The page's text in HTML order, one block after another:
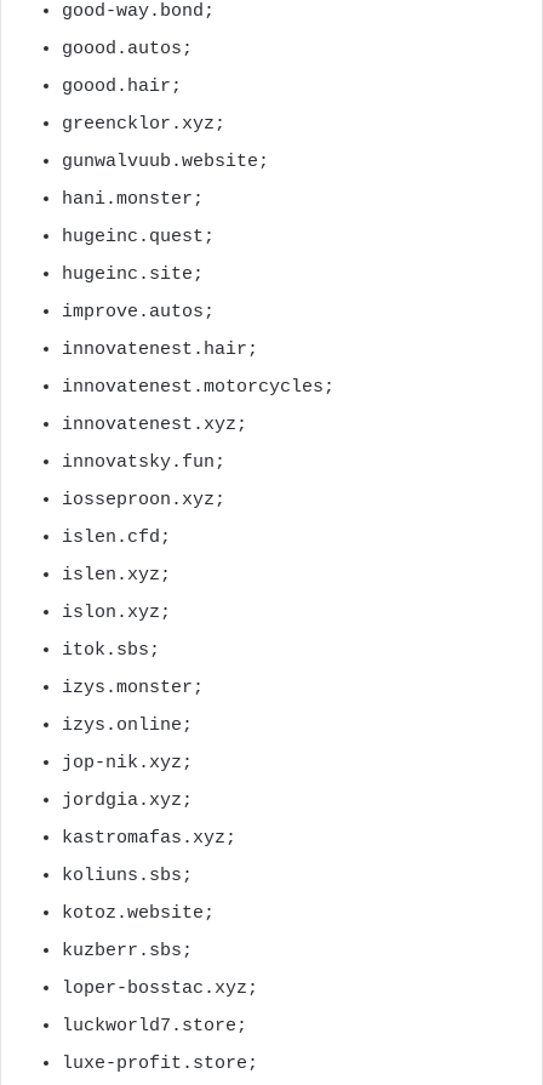
good-way.bond;
goood.autos;
goood.hair;
greencklor.xyz;
gunwalvuub.website;
hani.monster;
hugeinc.quest;
hugeinc.site;
improve.autos;
innovatenest.hair;
innovatenest.motorcycles;
innovatenest.xyz;
innovatsky.fun;
iosseproon.xyz;
islen.cfd;
islen.xyz;
islon.xyz;
itok.sbs;
izys.monster;
izys.online;
jop-nik.xyz;
jordgia.xyz;
kastromafas.xyz;
koliuns.sbs;
kotoz.website;
kuzberr.sbs;
loper-bosstac.xyz;
luckworld7.store;
luxe-profit.store;